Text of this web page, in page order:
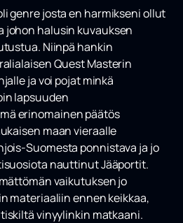
genre josta en harmikseni ollut
halusin kuvauksen
Niinpä hankin
Quest Masterin
ja voi pojat minkä
lapsuuden
erinomainen päätös
maan vieraalle
Suomesta ponnistava ja jo
nauttinutJääportit.
vaikutuksen jo
materiaaliin ennen keikkaa,
vinyylinkin matkaani.